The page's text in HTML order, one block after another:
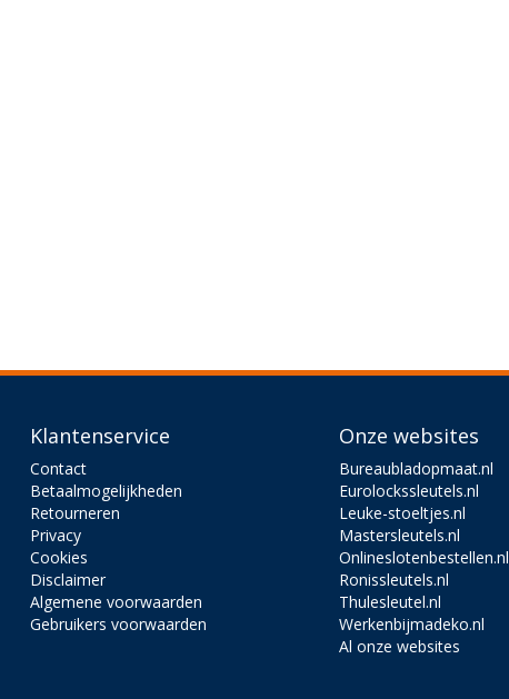
Klantenservice
Contact
Betaalmogelijkheden
Retourneren
Privacy
Cookies
Disclaimer
Algemene voorwaarden
Gebruikers voorwaarden
Onze websites
Bureaubladopmaat.nl
Eurolockssleutels.nl
Leuke-stoeltjes.nl
Mastersleutels.nl
Onlineslotenbestellen.nl
Ronissleutels.nl
Thulesleutel.nl
Werkenbijmadeko.nl
Al onze websites